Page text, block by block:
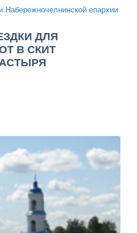
Набережночелнинской епархии
ДЛЯ
В СКИТ